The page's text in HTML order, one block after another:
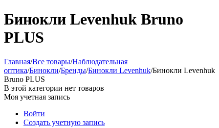
Бинокли Levenhuk Bruno
PLUS
Главная/Все товары/Наблюдательная
оптика/Бинокли/Бренды/Бинокли Levenhuk/Бинокли Levenhuk
Bruno PLUS
В этой категории нет товаров
Моя учетная запись
Войти
Создать учетную запись